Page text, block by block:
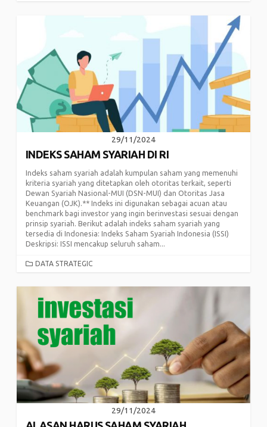
29/11/2024
INDEKS SAHAM SYARIAH DI RI
Indeks saham syariah adalah kumpulan saham yang memenuhi
kriteria syariah yang ditetapkan oleh otoritas terkait, seperti
Dewan Syariah Nasional-MUI (DSN-MUI) dan Otoritas Jasa
Keuangan (OJK).** Indeks ini digunakan sebagai acuan atau
benchmark bagi investor yang ingin berinvestasi sesuai dengan
prinsip syariah. Berikut adalah indeks saham syariah yang
tersedia di Indonesia: Indeks Saham Syariah Indonesia (ISSI)
Deskripsi: ISSI mencakup seluruh saham...
CATEGORIES
DATA STRATEGIC
29/11/2024